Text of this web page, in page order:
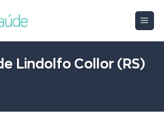
Lindolfo Collor (RS)